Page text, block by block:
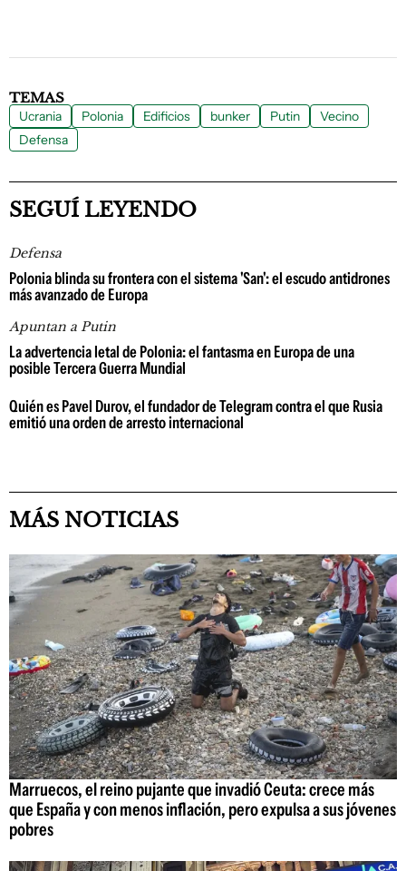
TEMAS
Ucrania Polonia Edificios bunker Putin
Vecino
Defensa
SEGUÍ LEYENDO
Defensa
Polonia blinda su frontera con el sistema 'San': el escudo antidrones
más avanzado de Europa
Apuntan a Putin
La advertencia letal de Polonia: el fantasma en Europa de una
posible Tercera Guerra Mundial
Quién es Pavel Durov, el fundador de Telegram contra el que Rusia
emitió una orden de arresto internacional
MÁS NOTICIAS
Marruecos, el reino pujante que invadió Ceuta: crece más
que España y con menos inflación, pero expulsa a sus jóvenes
pobres